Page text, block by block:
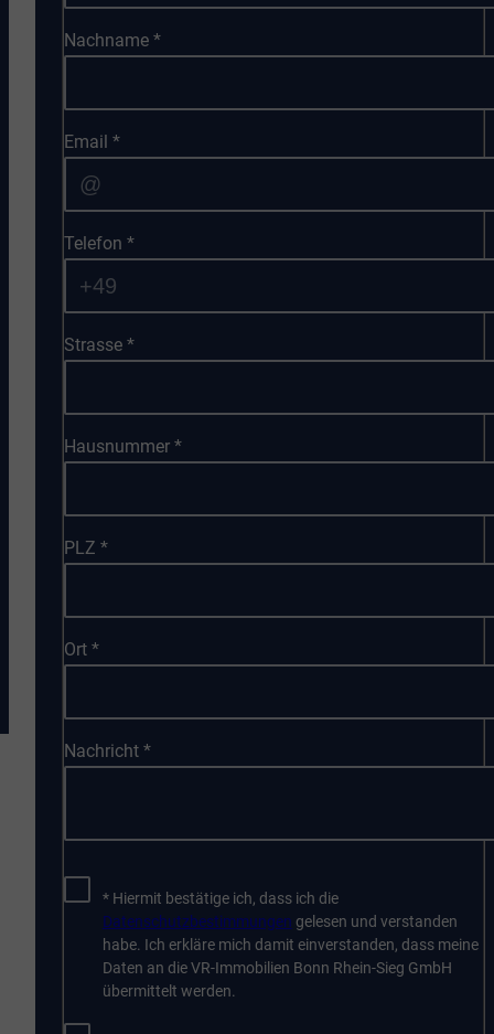
Nachname*
Email*
Telefon*
Strasse*
Hausnummer*
PLZ*
Ort*
Nachricht*
* Hiermit bestätige ich, dass ich die
Datenschutzbestimmungen gelesen und verstanden
habe. Ich erkläre mich damit einverstanden, dass meine
Daten an die VR-Immobilien Bonn Rhein-Sieg GmbH
übermittelt werden.